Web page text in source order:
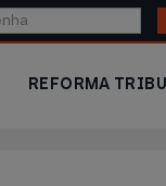
REFORMA